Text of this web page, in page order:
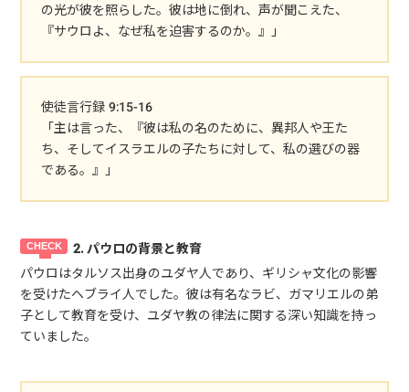
の光が彼を照らした。彼は地に倒れ、声が聞こえた、
『サウロよ、なぜ私を迫害するのか。』」
使徒言行録 9:15-16
「主は言った、『彼は私の名のために、異邦人や王た
ち、そしてイスラエルの子たちに対して、私の選びの器
である。』」
2. パウロの背景と教育
パウロはタルソス出身のユダヤ人であり、ギリシャ文化の影響
を受けたヘブライ人でした。彼は有名なラビ、ガマリエルの弟
子として教育を受け、ユダヤ教の律法に関する深い知識を持っ
ていました。